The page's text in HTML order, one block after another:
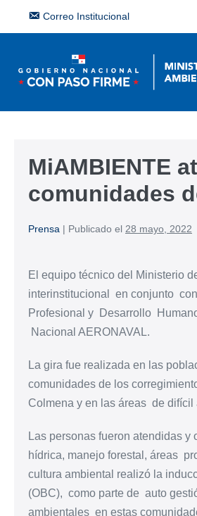
Correo Institucional
MiAMBIENTE
comunidades
Prensa | Publicado el 28 mayo, 2022
El equipo técnico del Ministerio
interinstitucional en conjunto
Profesional y Desarrollo
Nacional AERONAVAL.
La gira fue realizada en las
comunidades de los
Colmena y en las áreas de
Las personas fueron atendidas
hídrica, manejo forestal, áreas
cultura ambiental realizó la
(OBC), como parte de auto
ambientales en estas